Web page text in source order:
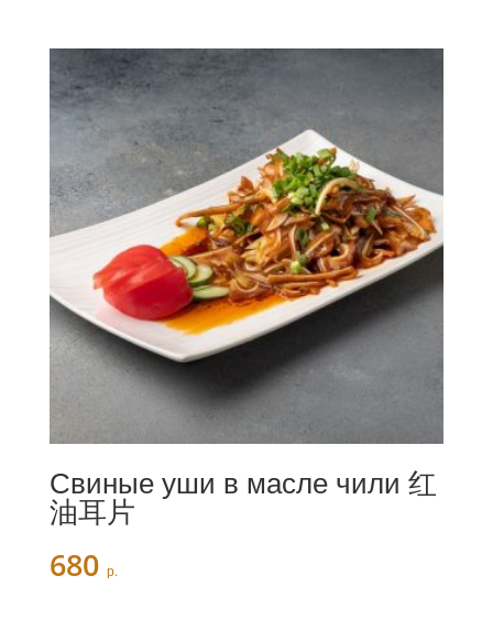
Свиные уши в масле чили 红
油耳片
680 р.